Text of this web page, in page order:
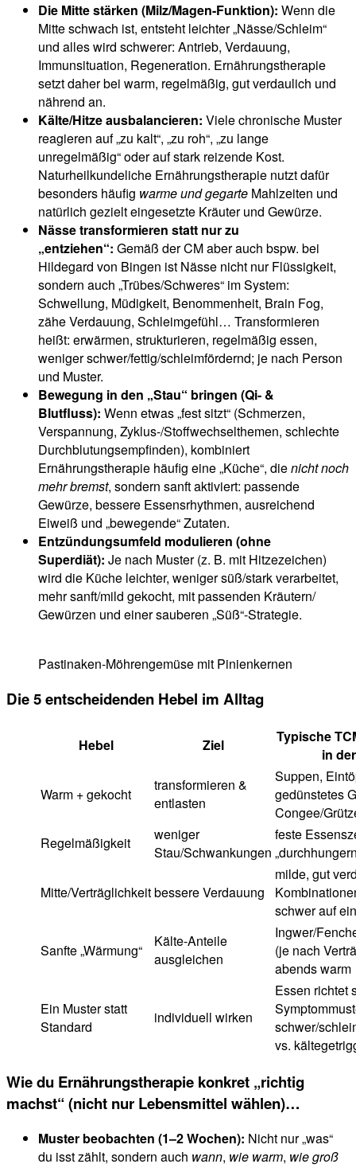
Die Mitte stärken (Milz/Magen-Funktion): Wenn die
Mitte schwach ist, entsteht leichter „Nässe/Schleim“
und alles wird schwerer: Antrieb, Verdauung,
Immunsituation, Regeneration. Ernährungstherapie
setzt daher bei warm, regelmäßig, gut verdaulich und
nährend an.
Kälte/Hitze ausbalancieren: Viele chronische Muster
reagieren auf „zu kalt“, „zu roh“, „zu lange
unregelmäßig“ oder auf stark reizende Kost.
Naturheilkundeliche Ernährungstherapie nutzt dafür
besonders häufig warme und gegarte Mahlzeiten und
natürlich gezielt eingesetzte Kräuter und Gewürze.
Nässe transformieren statt nur zu
„entziehen“: Gemäß der CM aber auch bspw. bei
Hildegard von Bingen ist Nässe nicht nur Flüssigkeit,
sondern auch „Trübes/Schweres“ im System:
Schwellung, Müdigkeit, Benommenheit, Brain Fog,
zähe Verdauung, Schleimgefühl… Transformieren
heißt: erwärmen, strukturieren, regelmäßig essen,
weniger schwer/fettig/schleimfördernd; je nach Person
und Muster.
Bewegung in den „Stau“ bringen (Qi- &
Blutfluss): Wenn etwas „fest sitzt“ (Schmerzen,
Verspannung, Zyklus-/Stoffwechselthemen, schlechte
Durchblutungsempfinden), kombiniert
Ernährungstherapie häufig eine „Küche“, dienicht noch
mehr bremst, sondern sanft aktiviert: passende
Gewürze, bessere Essensrhythmen, ausreichend
Eiweiß und „bewegende“ Zutaten.
Entzündungsumfeld modulieren (ohne
Superdiät): Je nach Muster (z. B. mit Hitzezeichen)
wird die Küche leichter, weniger süß/stark verarbeitet,
mehr sanft/mild gekocht, mit passenden Kräutern/
Gewürzen und einer sauberen „Süß“-Strategie.
Pastinaken-Möhrengemüse mit Pinienkernen
Die 5 entscheidenden Hebel im Alltag
Hebel Ziel
Typische
in
Warm + gekocht
transformieren &
entlasten
Suppen,
gedünstetes
Congee/
Regelmäßigkeit
weniger
Stau/Schwankungen
feste
Mitte/Verträglichkeitbessere Verdauung
milde, gut
schwer auf
Sanfte „Wärmung“
Kälte-Anteile
ausgleichen
Ingwer/
(je nach
abends warm
Ein Muster statt
Standard
individuell wirken
Essen richtet
schwer/
vs.
Wie du Ernährungstherapie konkret „richtig
machst“ (nicht nur Lebensmittel wählen)…
Muster beobachten (1–2 Wochen): Nicht nur „was“
du isst zählt, sondern auch wann, wie warm, wie groß